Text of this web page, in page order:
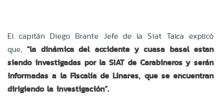
El capitán Diego Brante Jefe de la Siat Talca explicó
que,“la dinámica del accidente y cuasa basal estan
siendo investigadas por la SIAT de Carabineros y serán
informadas a la Fiscalía de Linares, que se encuentran
dirigiendo la investigación”.